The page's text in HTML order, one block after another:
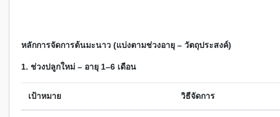
หลักการจัดการต้นมะนาว (แบ่งตามช่วงอายุ – วัตถุประสงค์)
1. ช่วงปลูกใหม่ – อายุ 1–6 เดือน
เป้าหมาย วิธีจัดการ